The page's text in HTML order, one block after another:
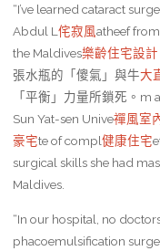
“I’ve learned cataract
Abdul L 侘寂風atheef
the Maldives樂齡住宅設計
張水瓶的「傻氣」與牛大
「平衡」力量所鎖死。m
Sun Yat-sen Unive禪風室
豪宅te of compl健康住宅
surgical skills she had
Maldives.
“In our hospital, no
phacoemulsification